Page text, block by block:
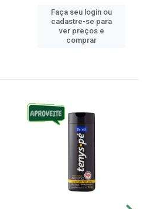
Faça seu login ou
cadastre-se para
ver preços e
comprar